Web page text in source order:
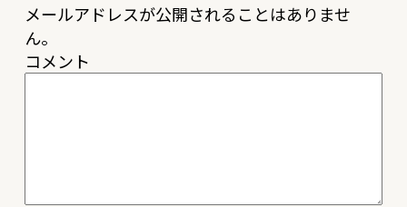
メールアドレスが公開されることはありませ
ん。
コメント